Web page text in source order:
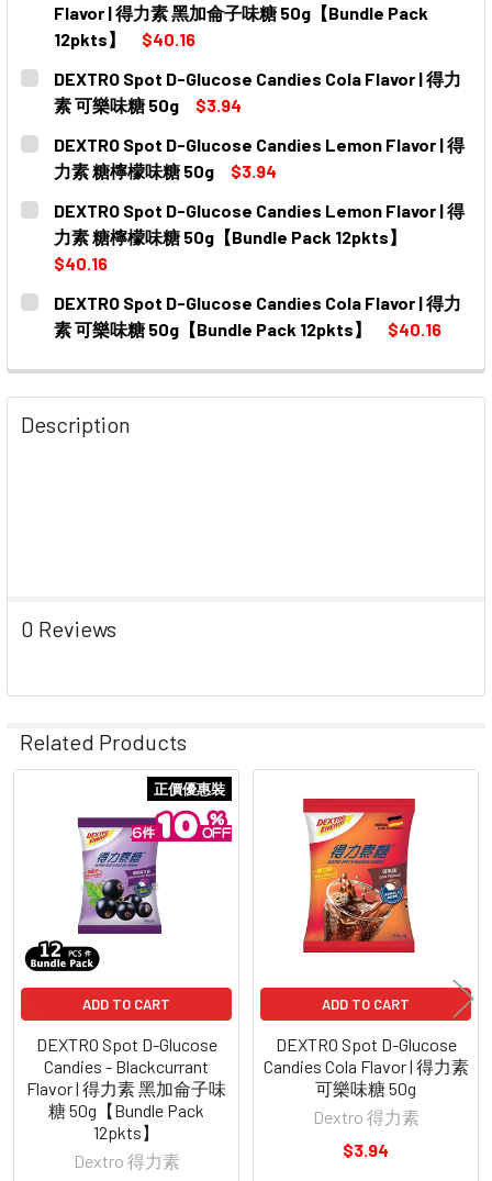
Flavor | 得力素 黑加侖子味糖 50g【Bundle Pack
12pkts】
$40.16
CURRENT
STOCK:
QUANTITY:
DECREASE QUANTITY OF DEXTRO SPOT D-GLUCOSE
INCREASE QUANTITY OF DEXTRO SPOT D-
DEXTRO Spot D-Glucose Candies Cola Flavor | 得力
素 可樂味糖 50g
$3.94
CURRENT
STOCK:
QUANTITY:
DECREASE QUANTITY OF DEXTRO SPOT D-GLUCOSE
INCREASE QUANTITY OF DEXTRO SPOT D-
DEXTRO Spot D-Glucose Candies Lemon Flavor | 得
力素 糖檸檬味糖 50g
$3.94
CURRENT
STOCK:
QUANTITY:
DECREASE QUANTITY OF DEXTRO SPOT D-GLUCOSE
INCREASE QUANTITY OF DEXTRO SPOT D-
DEXTRO Spot D-Glucose Candies Lemon Flavor | 得
力素 糖檸檬味糖 50g【Bundle Pack 12pkts】
$40.16
CURRENT
STOCK:
QUANTITY:
DECREASE QUANTITY OF DEXTRO SPOT D-GLUCOSE
INCREASE QUANTITY OF DEXTRO SPOT D-
DEXTRO Spot D-Glucose Candies Cola Flavor | 得力
素 可樂味糖 50g【Bundle Pack 12pkts】
$40.16
DECREASE QUANTITY OF DEXTRO SPOT D-GLUCOSE
INCREASE QUANTITY OF DEXTRO SPOT D-
Description
0 Reviews
Related Products
Related
Products
正價優惠裝
ADD TO CART
DEXTRO Spot D-Glucose
Candies - Blackcurrant
Flavor | 得力素 黑加侖子味
糖 50g【Bundle Pack
12pkts】
Dextro 得力素
ADD TO CART
DEXTRO Spot D-Glucose
Candies Cola Flavor | 得力素
可樂味糖 50g
Dextro 得力素
$3.94